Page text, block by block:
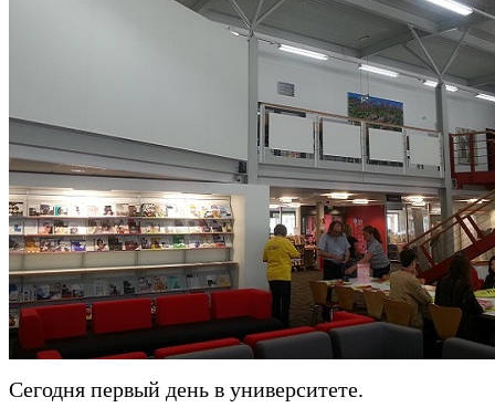
Сегодня первый день в университете.